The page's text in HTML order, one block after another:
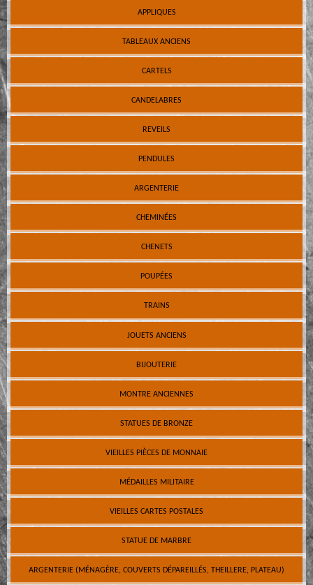
APPLIQUES
TABLEAUX ANCIENS
CARTELS
CANDELABRES
REVEILS
PENDULES
ARGENTERIE
CHEMINÉES
CHENETS
POUPÉES
TRAINS
JOUETS ANCIENS
BIJOUTERIE
MONTRE ANCIENNES
STATUES DE BRONZE
VIEILLES PIÈCES DE MONNAIE
MÉDAILLES MILITAIRE
VIEILLES CARTES POSTALES
STATUE DE MARBRE
ARGENTERIE (MÉNAGÈRE, COUVERTS DÉPAREILLÉS, THEILLERE, PLATEAU)